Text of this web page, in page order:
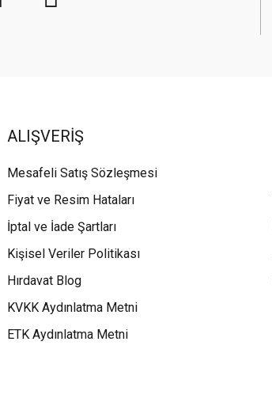
ALIŞVERİŞ
Mesafeli Satış Sözleşmesi
Fiyat ve Resim Hataları
İptal ve İade Şartları
Kişisel Veriler Politikası
Hırdavat Blog
KVKK Aydınlatma Metni
ETK Aydınlatma Metni